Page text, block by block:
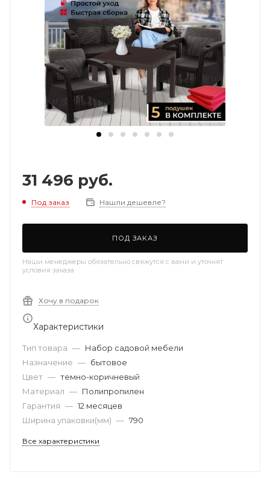
31 496 руб.
Под заказ Нашли дешевле?
ПОД ЗАКАЗ
Наши менеджеры обязательно свяжутся с вами и уточнят
условия заказа
Хочу в подарок
Характеристики
Тип товара — Набор садовой мебели
Назначение — бытовое
Цвет — темно-коричневый
Материал — Полипропилен
Гарантия — 12 месяцев
Ширина упаковки(мм) — 790
Все характеристики